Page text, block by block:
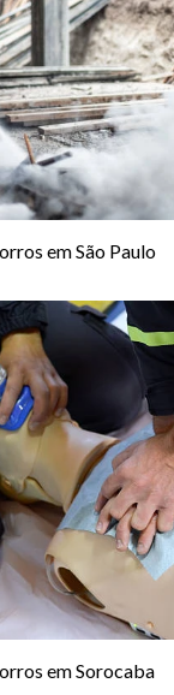
em São Paulo
em Sorocaba